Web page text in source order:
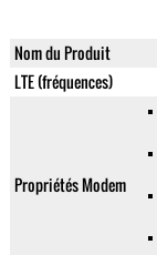
Nom du Produit
LTE (fréquences)
Propriétés Modem